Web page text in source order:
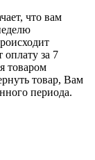
что вам
оплату за 7
товаром
товар, Вам
периода.